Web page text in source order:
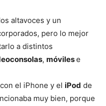
altavoces y un
pero lo mejor
a distintos
, móvilese
el iPhone y el iPod de
muy bien, porque